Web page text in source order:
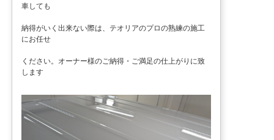
車しても
納得がいく出来ない際は、テオリアのプロの熟練の施工
にお任せ
ください。オーナー様のご納得・ご満足の仕上がりに致
します